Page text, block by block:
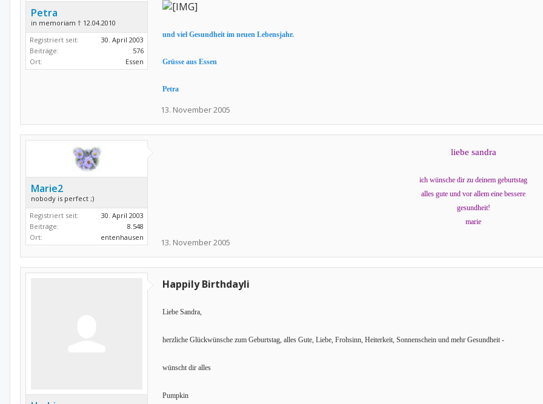
Petra
in memoriam † 12.04.2010
Registriert seit:
30. April 2003
Beiträge:
576
Ort:
Essen
und viel Gesundheit im neuen Lebensjahr.
Grüsse aus Essen
Petra
13. November 2005
Marie2
nobody is perfect ;)
Registriert seit:
30. April 2003
Beiträge:
8.548
Ort:
entenhausen
liebe sandra
ich wünsche dir zu deinem geburtstag
alles gute und vor allem eine bessere
gesundheit!
marie
13. November 2005
Happily Birthdayli
Liebe Sandra,
herzliche Glückwünsche zum Geburtstag, alles Gute, Liebe, Frohsinn, Heiterkeit, Sonnenschein und mehr Gesundheit -
wünscht dir alles
Pumpkin